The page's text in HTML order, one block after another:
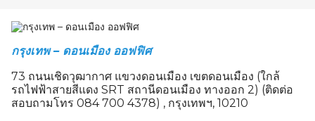
กรุงเทพ – ดอนเมือง ออฟฟิศ
73 ถนนเชิดวุฒากาศ แขวงดอนเมือง เขตดอนเมือง (ใกล้
รถไฟฟ้าสายสีแดง SRT สถานีดอนเมือง ทางออก 2) (ติดต่อ
สอบถามโทร 084 700 4378) , กรุงเทพฯ, 10210